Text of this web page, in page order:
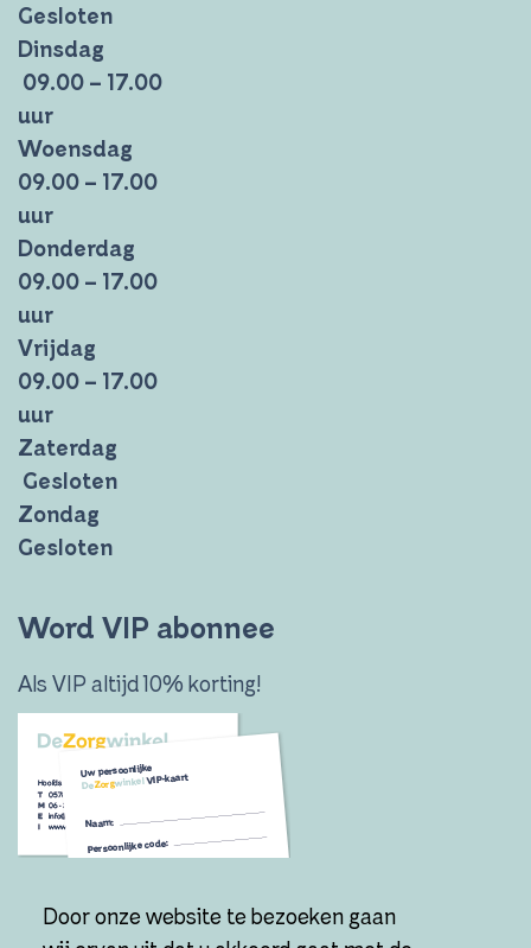
Door onze website te bezoeken gaan
Gesloten
Dinsdag
09.00 – 17.00
uur
Woensdag
09.00 – 17.00
uur
Donderdag
09.00 – 17.00
uur
Vrijdag
09.00 – 17.00
uur
Zaterdag
Gesloten
Zondag
Gesloten
Word VIP abonnee
Als VIP altijd 10% korting!
Ik wil VIP worden!